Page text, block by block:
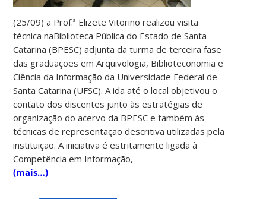
(25/09) a Prof.ª Elizete Vitorino realizou visita
técnica naBiblioteca Pública do Estado de Santa
Catarina (BPESC) adjunta da turma de terceira fase
das graduações em Arquivologia, Biblioteconomia e
Ciência da Informação da Universidade Federal de
Santa Catarina (UFSC). A ida até o local objetivou o
contato dos discentes junto às estratégias de
organização do acervo da BPESC e também às
técnicas de representação descritiva utilizadas pela
instituição. A iniciativa é estritamente ligada à
Competência em Informação,
(mais…)